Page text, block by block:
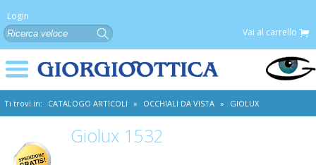
Login
Vai al carrello
Ti trovi in: CATALOGO ARTICOLI » OCCHIALI DA VISTA » GIOLUX
Giolux 1532